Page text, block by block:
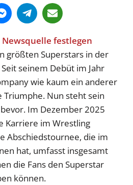
größten Superstars in der
seinem Debüt im Jahr
wie kaum ein anderer
Nun steht sein
Im Dezember 2025
Karriere im Wrestling
Abschiedstournee, die im
hat, umfasst insgesamt
die Fans den Superstar
können.